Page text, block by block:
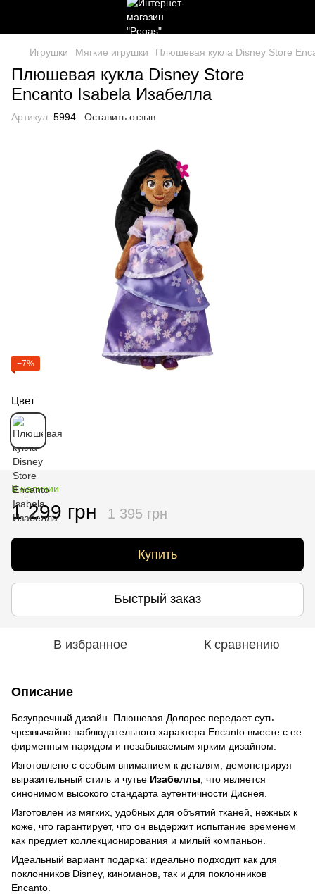
Игрушки Мягкие игрушки Плюшевая кукла Disney Store
Плюшевая кукла Disney Store
Encanto Isabela Изабелла
Артикул: 5994 Оставить отзыв
−7%
Цвет
В наличии
1 299 грн 1 395 грн
Купить
Быстрый заказ
В избранное К сравнению
Описание
Безупречный дизайн. Плюшевая Долорес передает суть
чрезвычайно наблюдательного характера Encanto вместе с ее
фирменным нарядом и незабываемым ярким дизайном.
Изготовлено с особым вниманием к деталям, демонстрируя
выразительный стиль и чутье Изабеллы , что является
синонимом высокого стандарта аутентичности Диснея.
Изготовлен из мягких, удобных для объятий тканей, нежных к
коже, что гарантирует, что он выдержит испытание временем
как предмет коллекционирования и милый компаньон.
Идеальный вариант подарка: идеально подходит как для
поклонников Disney, киноманов, так и для поклонников
Encanto.